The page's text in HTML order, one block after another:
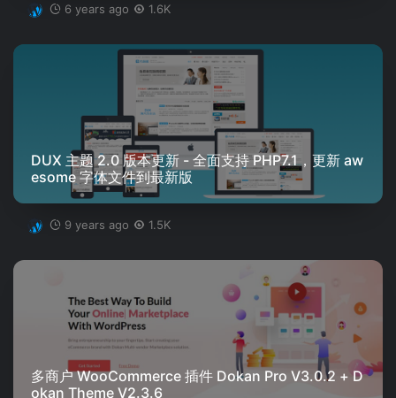
6 years ago 1.6K
DUX 主题 2.0 版本更新 - 全面支持 PHP7.1，更新 aw
esome 字体文件到最新版
9 years ago 1.5K
多商户 WooCommerce 插件 Dokan Pro V3.0.2 + D
okan Theme V2.3.6